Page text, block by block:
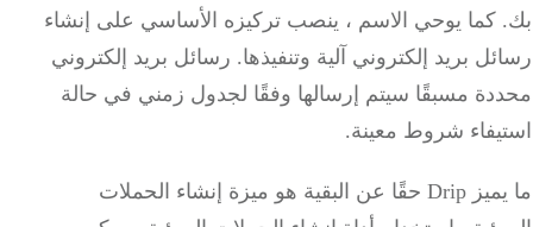
كما يوحي الاسم ، ينصب تركيزه الأساسي على إنشاء
بريد إلكتروني آلية وتنفيذها.رسائل بريد إلكتروني
مسبقًا سيتم إرسالها وفقًا لجدول زمني في حالة
شروط معينة.
ما يميز Drip حقًا عن البقية هو ميزة إنشاء الحملات